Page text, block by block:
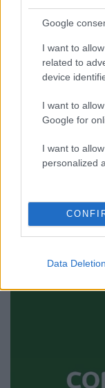
Google
I want to
related to
device
I want to
Google for
I want to
personalized
Data Deletion
Κουτίνιο! video